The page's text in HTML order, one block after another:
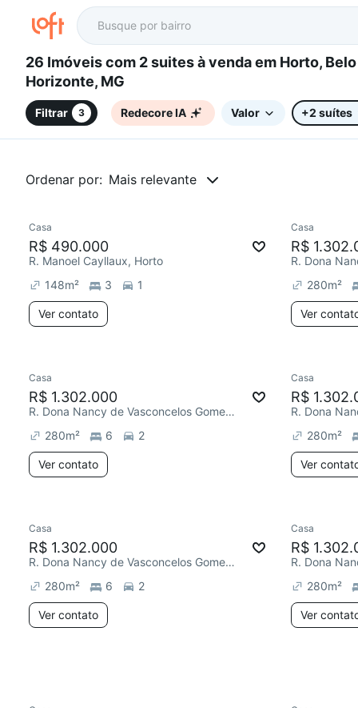
26 Imóveis com 2 suites à venda em Horto, Belo
Horizonte, MG
Filtrar 3 Redecore IA Valor +2 suítes
Ordenar por: Mais relevante
Casa
R$ 490.000
R. Manoel Cayllaux, Horto
148m² 3 1
Ver contato
Casa
R$
280m²
Ver
Casa
R$ 1.302.000
R. Dona Nancy de Vasconcelos Gomes, Horto
280m² 6 2
Ver contato
Casa
R$
280m²
Ver
Casa
R$ 1.302.000
R. Dona Nancy de Vasconcelos Gomes, Horto
280m² 6 2
Ver contato
Casa
R$
280m²
Ver